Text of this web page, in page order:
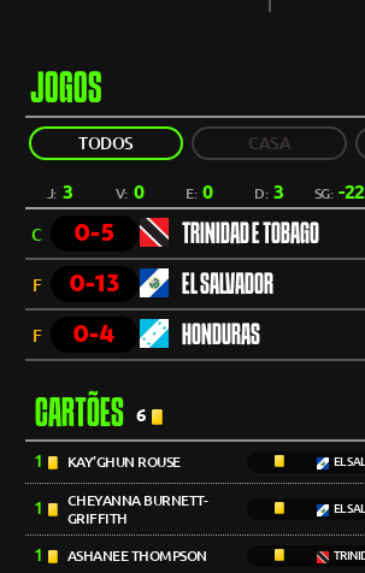
JOGOS
TODOS CASA
J: 3 V: 0 E:0 D:3 SG: -22
C 0-5 TRINIDAD E TOBAGO
F 0-13 EL SALVADOR
F 0-4 HONDURAS
CARTÕES 6
1 KAY’GHUN ROUSE EL
1
CHEYANNA BURNETT-
GRIFFITH
EL
1 ASHANEE THOMPSON